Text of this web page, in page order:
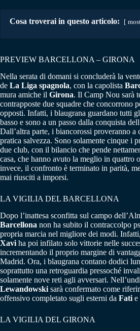
Cosa troverai in questo articolo:
PREVIEW BARCELLONA – GIRONA
Nella serata di domani si concluderà la
de La Liga spagnola, con la capolista
mura amiche il Girona. Il Camp Nou sarà
contrapposte due squadre che concorrono
opposti. Infatti, i blaugrana guardano tutti
basso e sono a un passo dalla conquista
Dall’altra parte, i biancorossi proveranno a
pratica salvezza. Sono solamente cinque i
due club, con il bilancio che pende
casa, che hanno avuto la meglio in quattro
invece, il confronto è terminato in parità,
mai riusciti a imporsi.
LA VIGILIA DEL BARCELLONA
Dopo l’inattesa sconfitta sul campo
Barcellona non ha subito il contraccolpo
propria marcia nel migliore dei modi.
Xavi ha poi infilato solo vittorie nelle
incrementando il proprio margine di
Madrid. Ora, i blaugrana contano dodici
soprattutto una retroguardia pressoché
solamente nove reti agli avversari.
Lewandowski sarà confermato come
offensivo completato sugli esterni da Fati e
LA VIGILIA DEL GIRONA